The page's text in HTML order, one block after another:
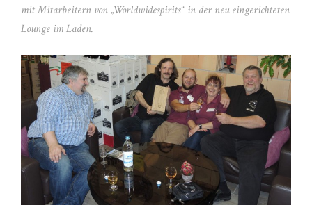
mit Mitarbeitern von „Worldwidespirits“ in der neu eingerichteten
Lounge im Laden.